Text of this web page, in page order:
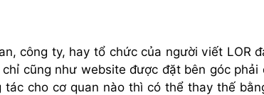
công ty, hay tổ chức của người viết LOR
cũng như website được đặt bên góc phải
cho cơ quan nào thì có thể thay thế